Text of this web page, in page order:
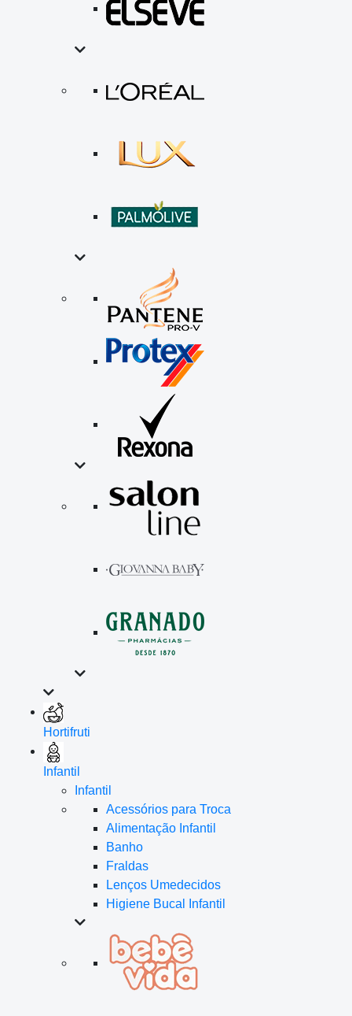
Hortifruti
Infantil
Infantil
Acessórios para Troca
Alimentação Infantil
Banho
Fraldas
Lenços Umedecidos
Higiene Bucal Infantil